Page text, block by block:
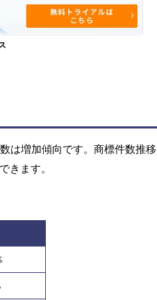
は増加傾向です。商標件数推
きます。